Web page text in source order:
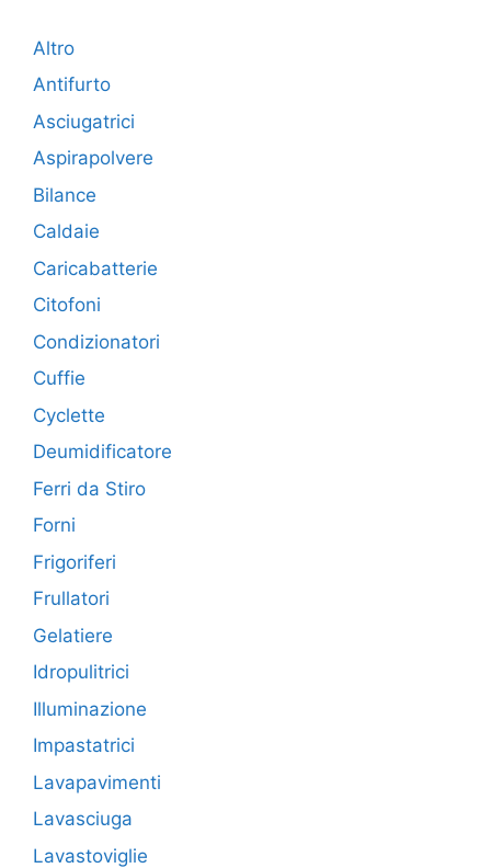
Altro
Antifurto
Asciugatrici
Aspirapolvere
Bilance
Caldaie
Caricabatterie
Citofoni
Condizionatori
Cuffie
Cyclette
Deumidificatore
Ferri da Stiro
Forni
Frigoriferi
Frullatori
Gelatiere
Idropulitrici
Illuminazione
Impastatrici
Lavapavimenti
Lavasciuga
Lavastoviglie